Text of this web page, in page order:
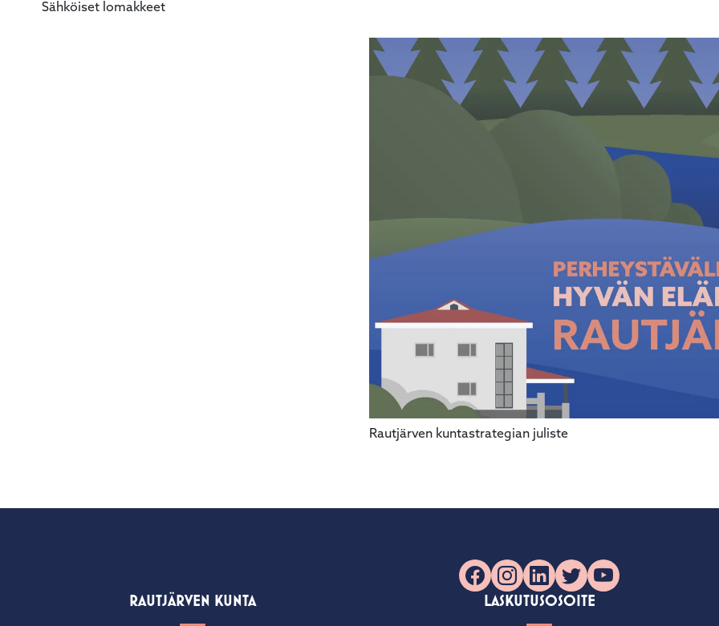
Sähköiset lomakkeet
Rautjärven kuntastrategian juliste
Facebook
Instagram
LinkedIn
X YouTube
RAUTJÄRVEN KUNTA LASKUTUSOSOITE